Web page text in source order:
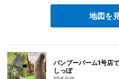
地図を
バンブーパーム1号店
しっぽ